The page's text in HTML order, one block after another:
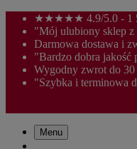
★★★★★ 4.9/5.0 - 1
"Mój ulubiony sklep z
Darmowa dostawa i
"Bardzo dobra jakość
Wygodny zwrot do 30
"Szybka i terminowa
Menu